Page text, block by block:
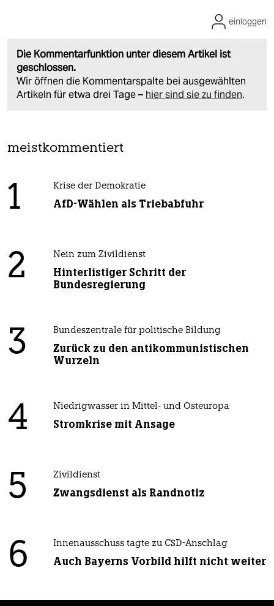
Die Kommentarfunktion unter diesem Artikel ist
geschlossen.
Wir öffnen die Kommentarspalte bei ausgewählten
Artikeln für etwa drei Tage – hier sind sie zu finden.
einloggen
meistkommentiert
1 Krise der Demokratie
AfD-Wählen als Triebabfuhr
2 Nein zum Zivildienst
Hinterlistiger Schritt der
Bundesregierung
3 Bundeszentrale für politische Bildung
Zurück zu den antikommunistischen
Wurzeln
4 Niedrigwasser in Mittel- und Osteuropa
Stromkrise mit Ansage
5 Zivildienst
Zwangsdienst als Randnotiz
6 Innenausschuss tagte zu CSD-Anschlag
Auch Bayerns Vorbild hilft nicht weiter